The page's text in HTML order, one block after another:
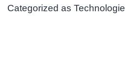
Categorized as Technologie